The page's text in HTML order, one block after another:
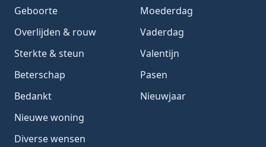
Geboorte
Overlijden & rouw
Sterkte & steun
Beterschap
Bedankt
Nieuwe woning
Diverse wensen
Moederdag
Vaderdag
Valentijn
Pasen
Nieuwjaar